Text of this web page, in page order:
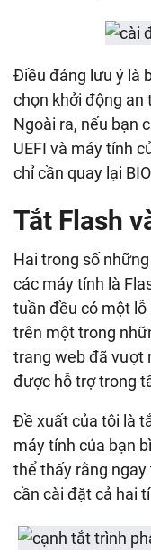
Điều đáng lưu ý là
chọn khởi động an
Ngoài ra, nếu bạn
UEFI và máy tính
chỉ cần quay lại
Tắt Flash
Hai trong số
các máy tính là
tuần đều có một
trên một trong
trang web đã vượt
được hỗ trợ trong
Đề xuất của tôi là
máy tính của bạn
thể thấy rằng
cần cài đặt cả hai